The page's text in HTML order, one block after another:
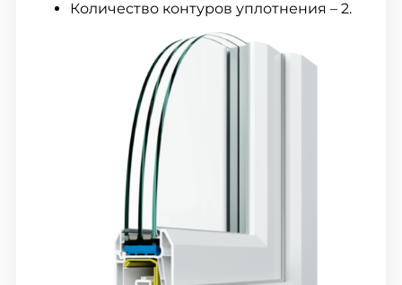
Количество контуров уплотнения – 2.